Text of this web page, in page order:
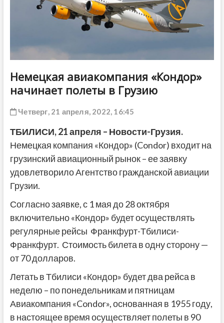
Немецкая авиакомпания «Кондор»
начинает полеты в Грузию
Четверг, 21 апреля, 2022, 16:45
ТБИЛИСИ, 21 апреля – Новости-Грузия.
Немецкая компания «Кондор» (Condor) входит на
грузинский авиационный рынок – ее заявку
удовлетворило Агентство гражданской авиации
Грузии.
Согласно заявке, с 1 мая до 28 октября
включительно «Кондор» будет осуществлять
регулярные рейсы Франкфурт-Тбилиси-
Франкфурт. Стоимость билета в одну сторону —
от 70 долларов.
Летать в Тбилиси «Кондор» будет два рейса в
неделю – по понедельникам и пятницам
Авиакомпания «Condor», основанная в 1955 году,
в настоящее время осуществляет полеты в 90